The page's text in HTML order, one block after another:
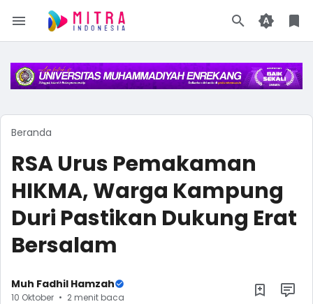
Beranda
RSA Urus Pemakaman
HIKMA, Warga Kampung
Duri Pastikan Dukung Erat
Bersalam
Muh Fadhil Hamzah
10 Oktober 2 menit baca